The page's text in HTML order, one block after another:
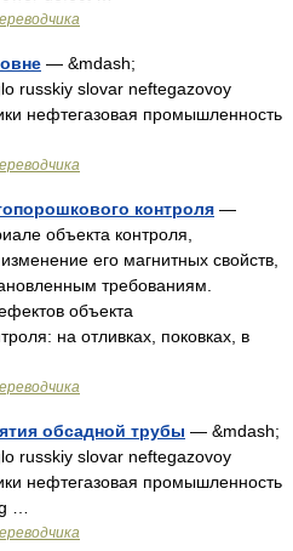
— &mdash;
russkiy slovar neftegazovoy
нефтегазовая промышленность
контроля —
объекта контроля,
его магнитных свойств,
требованиям.
объекта
на отливках, поковках, в
обсадной трубы — &mdash;
russkiy slovar neftegazovoy
нефтегазовая промышленность
…